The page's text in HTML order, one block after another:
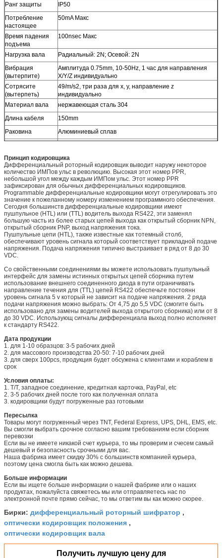
Ранг защиты
IP50
Потребление
настоящее
50mA Макс
Время падения
подъема
100nsec Макс
Нагрузка вала
Радиальный: 2N; Осевой: 2N
Вибрация
(вытерпите)
Амплитуда 0.75mm, 10-50Hz, 1 час для направления
X/Y/Z индивидуально
Сотрясите
(вытерпеть)
49/m/s2, три раза для x, y, направление z
индивидуально
Материал вала
нержавеющая сталь 304
Длина кабеля
150mm
Раковина
Алюминиевый сплав
Чистый вес
О 20g (с пакетом)
Аттестация
CE
Принцип кодировщика
Дифференциальный роторный кодировщик выводит наружу некоторое
количество ИМПов ульс в революцию. Высокая этот номер PPR,
небольшой угол между каждым ИМПом ульс. Этот номер PPR
зафиксирован для обычных дифференциальных кодировщиков.
Programmable дифференциальные кодировщики могут отрегулировать это
значение к пожеланному номеру изменением программного обеспечения.
Сегодня большинств дифференциальные кодировщики имеют
пушпульное (HTL) или (TTL) водитель выхода RS422, эти заменял
большую часть из более старых цепей выхода как открытый сборник NPN,
открытый сборник PNP, выход напряжения тока.
Пушпульные цепи (HTL), также известные как тотемный столб,
обеспечивают уровень сигнала который соответствует прикладной подаче
напряжения. Подача напряжения типично выстраивает в ряд от 8 до 30
VDC.
Со свойственными соединениями вы можете использовать пушпульный
интерфейс для замены истинных открытых цепей сборника путем
использование внешнего соединенного диода в пути ограничивать
направление течения для (TTL) цепей RS422 обеспечьте постоянн
уровень сигнала 5 v который не зависит на подаче напряжения. 2 ряда
подачи напряжения можно выбрать: От 4,75 до 5,5 VDC (смогите быть
использовано для замены водителей выхода открытого сборника) или от 8
до 30 VDC. Использующ сигналы дифференциала выход полно исполняет
к стандарту RS422.
Дата продукции
1. для 1-10 образцов: 3-5 рабочих дней
2. для массового производства 20-50: 7-10 рабочих дней
3. для сверх 100pcs, продукция будет обсужена с клиентами и кораблем в
срок
Условия оплаты:
1. T/T, западное соединение, кредитная карточка, PayPal, etc
2. 3-5 рабочих дней после того как полученная оплата
3. кодировщики будут погруженные раз готовыми
Пересылка
Товары могут погруженный через TNT, Federal Express, UPS, DHL, EMS, etc.
Вы смогли выбрать срочное согласно вашим требованиям если сборник
перевозки
Если вы не имеете никакой счет курьера, то мы проверим и счесем самый
дешевый и безопасность срочными для вас.
Наша фабрика имеет скидку 30% с большинств компанией курьера,
поэтому цена смогла быть как можно дешева.
Больше информации
Если вы ищете больше информации о нашей фабрике или о наших
продуктах, пожалуйста свяжетесь мы или отправляетесь нас по
электронной почте прямо сейчас, то мы ответим вы как можно скорее.
Бирки: дифференциальный роторный шифратор ,
оптически кодировщик положения ,
оптически кодировщик вала
Получить лучшую цену для